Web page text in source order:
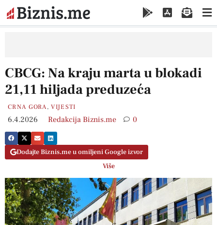
CBCG: Na kraju marta u blokadi
21,11 hiljada preduzeća
CRNA GORA,VIJESTI
6.4.2026 Redakcija Biznis.me 0
Dodajte Biznis.me u omiljeni Google izvor
Više